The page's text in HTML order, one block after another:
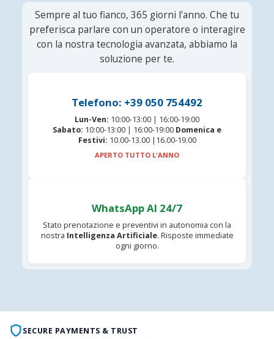
Sempre al tuo fianco, 365 giorni l'anno. Che tu
preferisca parlare con un operatore o interagire
con la nostra tecnologia avanzata, abbiamo la
soluzione per te.
Telefono: +39 050 754492
Lun-Ven: 10:00-13:00 | 16:00-19:00
Sabato: 10:00-13:00 | 16:00-19:00 Domenica e
Festivi: 10.00-13.00 |16.00-19.00
APERTO TUTTO L'ANNO
WhatsApp AI 24/7
Stato prenotazione e preventivi in autonomia con la
nostra Intelligenza Artificiale. Risposte immediate
ogni giorno.
SECURE PAYMENTS & TRUST